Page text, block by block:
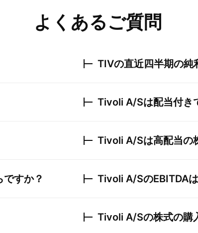
よくあるご質問
すか？
TIVの直近四半期の純
Tivoli A/Sは配当付き
Tivoli A/Sは高配当の
Tivoli A/SのEBITDA
Tivoli A/Sの株式の購